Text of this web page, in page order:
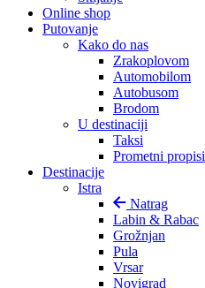
Online shop
Putovanje
Kako do nas
Zrakoplovom
Automobilom
Autobusom
Brodom
U destinaciji
Taksi
Prometni propisi
Destinacije
Istra
Natrag
Labin & Rabac
Grožnjan
Pula
Vrsar
Novigrad